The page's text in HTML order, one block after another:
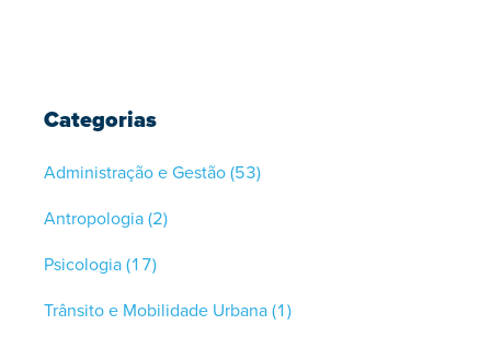
Categorias
Administração e Gestão(53)
Antropologia(2)
Psicologia(17)
Trânsito e Mobilidade Urbana(1)